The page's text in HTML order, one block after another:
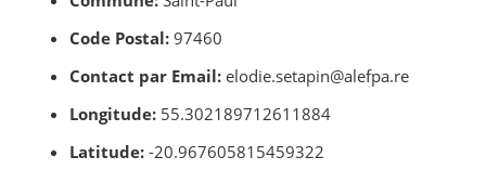
Code Postal: 97460
Contact par Email: elodie.setapin@alefpa.re
Longitude: 55.302189712611884
Latitude: -20.967605815459322